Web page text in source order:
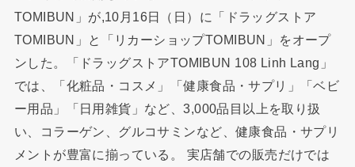
TOMIBUN」が,10月16日（日）に「ドラッグストア
TOMIBUN」と「リカーショップTOMIBUN」をオープ
ンした。「ドラッグストアTOMIBUN 108 Linh Lang」
では
「化粧品・コスメ」「健康食品・サプリ」「ベビ
ー用品」「日用雑貨」など 、3,000品目以上を取り扱
い
コラーゲン グルコサミンなど
健康食品・サプリ
メントが豊富に揃っている。 実店舗での販売だけでは